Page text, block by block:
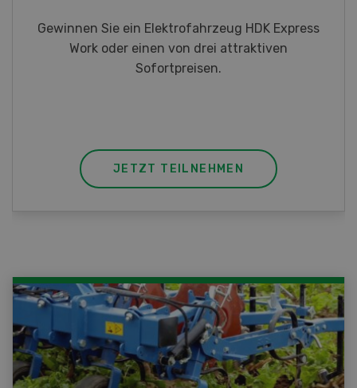
Gewinnen Sie eines von fünf LANDI
Taschenmessern
JETZT TEILNEHMEN